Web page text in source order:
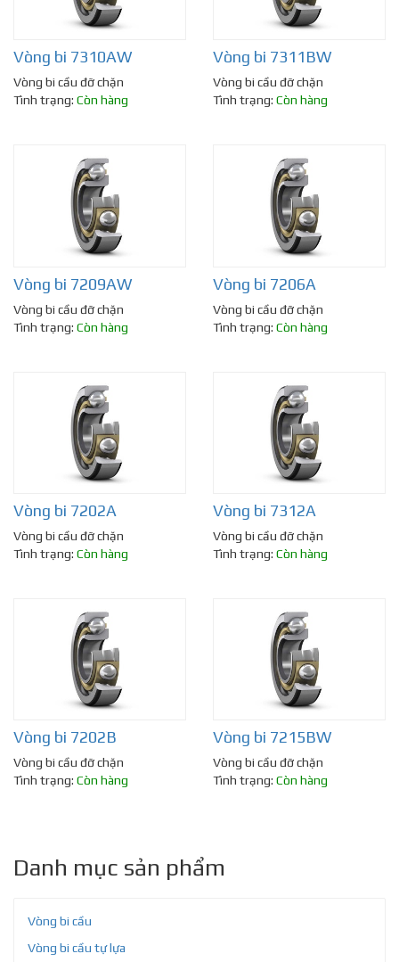
Vòng bi 7310AW
Vòng bi cầu đỡ chặn
Tình trạng: Còn hàng
Vòng bi 7311BW
Vòng bi cầu đỡ chặn
Tình trạng: Còn hàng
Vòng bi 7209AW
Vòng bi cầu đỡ chặn
Tình trạng: Còn hàng
Vòng bi 7206A
Vòng bi cầu đỡ chặn
Tình trạng: Còn hàng
Vòng bi 7202A
Vòng bi cầu đỡ chặn
Tình trạng: Còn hàng
Vòng bi 7312A
Vòng bi cầu đỡ chặn
Tình trạng: Còn hàng
Vòng bi 7202B
Vòng bi cầu đỡ chặn
Tình trạng: Còn hàng
Vòng bi 7215BW
Vòng bi cầu đỡ chặn
Tình trạng: Còn hàng
Danh mục sản phẩm
Vòng bi cầu
Vòng bi cầu tự lựa